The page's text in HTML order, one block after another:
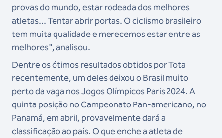
provas do mundo, estar rodeada dos melhores
atletas... Tentar abrir portas. O ciclismo brasileiro
tem muita qualidade e merecemos estar entre as
melhores", analisou.
Dentre os ótimos resultados obtidos por Tota
recentemente, um deles deixou o Brasil muito
perto da vaga nos Jogos Olímpicos Paris 2024. A
quinta posição no Campeonato Pan-americano, no
Panamá, em abril, provavelmente dará a
classificação ao país. O que enche a atleta de